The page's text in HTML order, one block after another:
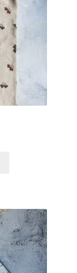
worden
op
de
productpagina
Deze
optie
kan
gekozen
worden